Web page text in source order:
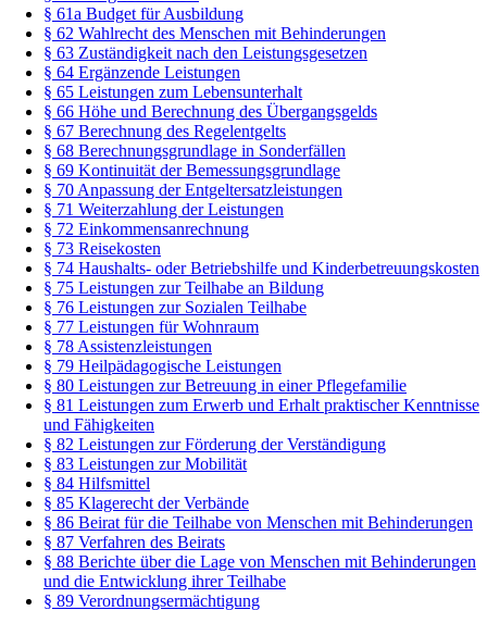
§ 61a Budget für Ausbildung
§ 62 Wahlrecht des Menschen mit Behinderungen
§ 63 Zuständigkeit nach den Leistungsgesetzen
§ 64 Ergänzende Leistungen
§ 65 Leistungen zum Lebensunterhalt
§ 66 Höhe und Berechnung des Übergangsgelds
§ 67 Berechnung des Regelentgelts
§ 68 Berechnungsgrundlage in Sonderfällen
§ 69 Kontinuität der Bemessungsgrundlage
§ 70 Anpassung der Entgeltersatzleistungen
§ 71 Weiterzahlung der Leistungen
§ 72 Einkommensanrechnung
§ 73 Reisekosten
§ 74 Haushalts- oder Betriebshilfe und Kinderbetreuungskosten
§ 75 Leistungen zur Teilhabe an Bildung
§ 76 Leistungen zur Sozialen Teilhabe
§ 77 Leistungen für Wohnraum
§ 78 Assistenzleistungen
§ 79 Heilpädagogische Leistungen
§ 80 Leistungen zur Betreuung in einer Pflegefamilie
§ 81 Leistungen zum Erwerb und Erhalt praktischer Kenntnisse
und Fähigkeiten
§ 82 Leistungen zur Förderung der Verständigung
§ 83 Leistungen zur Mobilität
§ 84 Hilfsmittel
§ 85 Klagerecht der Verbände
§ 86 Beirat für die Teilhabe von Menschen mit Behinderungen
§ 87 Verfahren des Beirats
§ 88 Berichte über die Lage von Menschen mit Behinderungen
und die Entwicklung ihrer Teilhabe
§ 89 Verordnungsermächtigung